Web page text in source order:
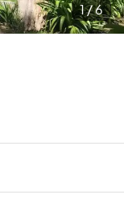
1 /6